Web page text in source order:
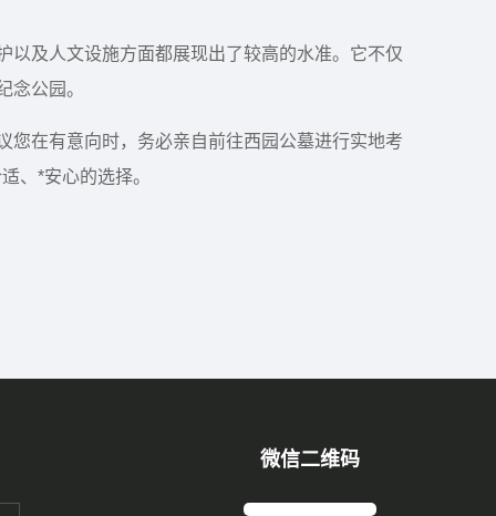
以及人文设施方面都展现出了较高的水准。它不仅
念公园。
您在有意向时，务必亲自前往西园公墓进行实地考
、*安心的选择。
微信二维码